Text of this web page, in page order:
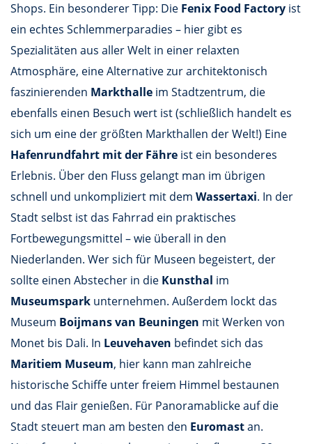
Shops. Ein besonderer Tipp: Die Fenix Food Factory ist
ein echtes Schlemmerparadies – hier gibt es
Spezialitäten aus aller Welt in einer relaxten
Atmosphäre, eine Alternative zur architektonisch
faszinierenden Markthalle im Stadtzentrum, die
ebenfalls einen Besuch wert ist (schließlich handelt es
sich um eine der größten Markthallen der Welt!) Eine
Hafenrundfahrt mit der Fähre ist ein besonderes
Erlebnis. Über den Fluss gelangt man im übrigen
schnell und unkompliziert mit dem Wassertaxi. In der
Stadt selbst ist das Fahrrad ein praktisches
Fortbewegungsmittel – wie überall in den
Niederlanden. Wer sich für Museen begeistert, der
sollte einen Abstecher in die Kunsthal im
Museumspark unternehmen. Außerdem lockt das
Museum Boijmans van Beuningen mit Werken von
Monet bis Dali. In Leuvehaven befindet sich das
Maritiem Museum, hier kann man zahlreiche
historische Schiffe unter freiem Himmel bestaunen
und das Flair genießen. Für Panoramablicke auf die
Stadt steuert man am besten den Euromastan.